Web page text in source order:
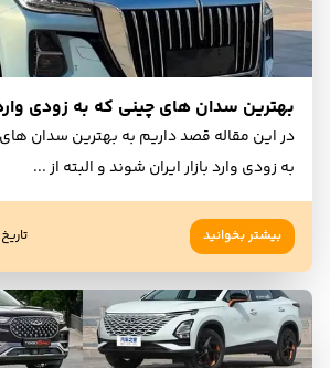
در این مقاله قصد داریم به بهترین سدان
به زودی وارد بازار ایران شوند و البته از...
بیشتر بخوانید